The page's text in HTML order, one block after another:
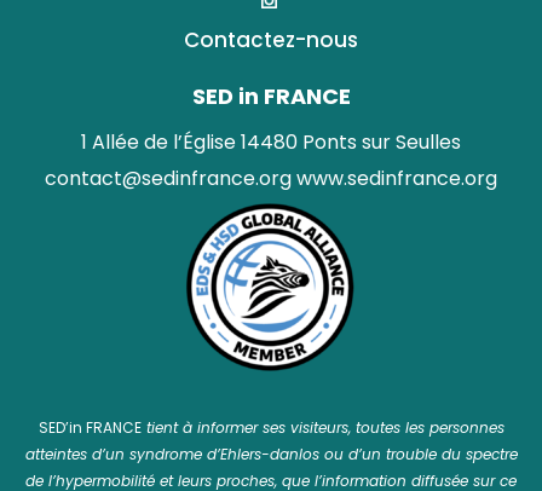
Contactez-nous
SED in FRANCE
1 Allée de l’Église 14480 Ponts sur Seulles
contact@sedinfrance.orgwww.sedinfrance.org
SED’in FRANCEtient à informer ses visiteurs, toutes les personnes
atteintes d’un syndrome d’Ehlers-danlos ou d’un trouble du spectre
de l’hypermobilité et leurs proches, que l’information diffusée sur ce